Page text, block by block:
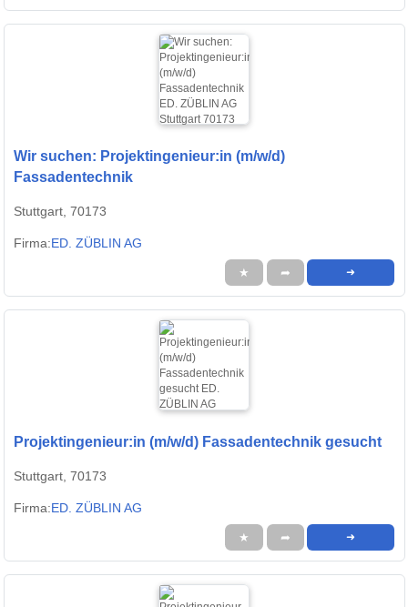
Wir suchen: Projektingenieur:in (m/w/d)
Fassadentechnik
Stuttgart, 70173
Firma:ED. ZÜBLIN AG
★ ➦ ➜
Projektingenieur:in (m/w/d) Fassadentechnik gesucht
Stuttgart, 70173
Firma:ED. ZÜBLIN AG
★ ➦ ➜